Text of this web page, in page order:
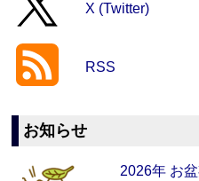
X (Twitter)
RSS
お知らせ
2026年 お